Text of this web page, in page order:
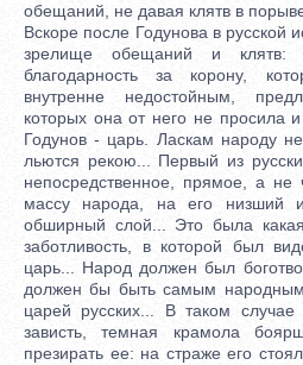
обещаний, не давая клятв в порыве
Вскоре после Годунова в русской
зрелище обещаний и клятв:
благодарность за корону,
внутренне недостойным,
которых она от него не просила
Годунов - царь. Ласкам народу
льются рекою... Первый из
непосредственное, прямое, а
массу народа, на его низший
обширный слой... Это была
заботливость, в которой был
царь... Народ должен был
должен бы быть самым
царей русских... В таком
зависть, темная крамола
презирать ее: на страже его